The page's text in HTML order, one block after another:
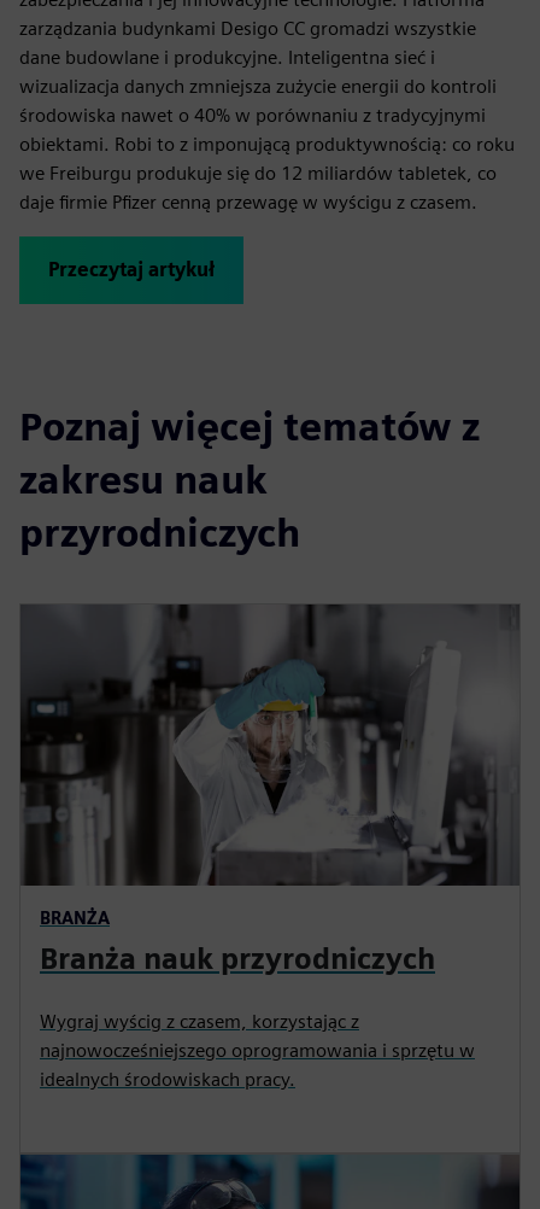
zarządzania budynkami Desigo CC gromadzi wszystkie
dane budowlane i produkcyjne. Inteligentna sieć i
wizualizacja danych zmniejsza zużycie energii do kontroli
środowiska nawet o 40% w porównaniu z tradycyjnymi
obiektami. Robi to z imponującą produktywnością: co roku
we Freiburgu produkuje się do 12 miliardów tabletek, co
daje firmie Pfizer cenną przewagę w wyścigu z czasem.
Przeczytaj artykuł
Poznaj więcej tematów z
zakresu nauk
przyrodniczych
BRANŻA
Branża nauk przyrodniczych
Wygraj wyścig z czasem, korzystając z
najnowocześniejszego oprogramowania i sprzętu w
idealnych środowiskach pracy.